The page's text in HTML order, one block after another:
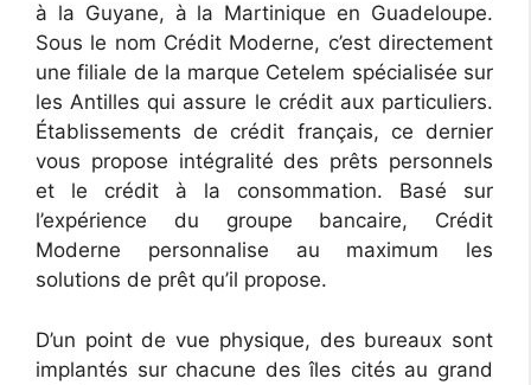
à la Guyane, à la Martinique en Guadeloupe.
Sous le nom Crédit Moderne, c’est directement
une filiale de la marque Cetelem spécialisée sur
les Antilles qui assure le crédit aux particuliers.
Établissements de crédit français, ce dernier
vous propose intégralité des prêts personnels
et le crédit à la consommation. Basé sur
l’expérience du groupe bancaire, Crédit
Moderne personnalise au maximum les
solutions de prêt qu’il propose.
D’un point de vue physique, des bureaux sont
implantés sur chacune des îles cités au grand